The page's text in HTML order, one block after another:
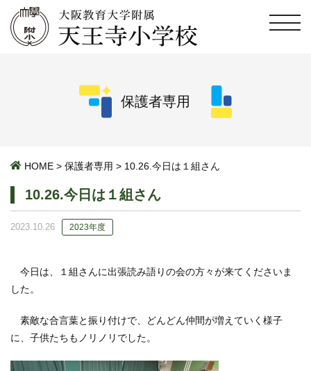
保護者専用
HOME > 保護者専用 > 10.26.今日は１組さん
10.26.今日は１組さん
2023.10.26 2023年度
今日は、１組さんに出張読み語りの会の方々が来てくださいま
した。
素敵な合言葉と振り付けで、どんどん仲間が増えていく様子
に、子供たちもノリノリでした。